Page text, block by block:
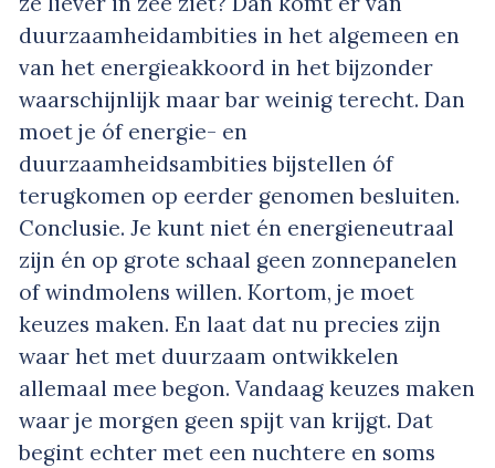
duurzaamheidambities in het algemeen en
van het energieakkoord in het bijzonder
waarschijnlijk maar bar weinig terecht. Dan
moet je óf energie- en
duurzaamheidsambities bijstellen óf
terugkomen op eerder genomen besluiten.
Conclusie. Je kunt niet én energieneutraal
zijn én op grote schaal geen zonnepanelen
of windmolens willen. Kortom, je moet
keuzes maken. En laat dat nu precies zijn
waar het met duurzaam ontwikkelen
allemaal mee begon. Vandaag keuzes maken
waar je morgen geen spijt van krijgt. Dat
begint echter met een nuchtere en soms